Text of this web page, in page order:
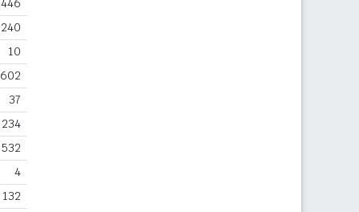
446
240
10
602
37
234
532
4
132